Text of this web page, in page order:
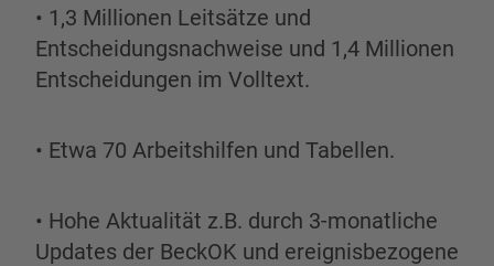
• 1,3 Millionen Leitsätze und
Entscheidungsnachweise und 1,4 Millionen
Entscheidungen im Volltext.
• Etwa 70 Arbeitshilfen und Tabellen.
• Hohe Aktualität z.B. durch 3-monatliche
Updates der BeckOK und ereignisbezogene